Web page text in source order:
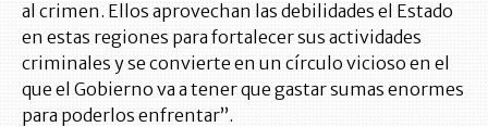
al crimen. Ellos aprovechan las debilidades el Estado
en estas regiones para fortalecer sus actividades
criminales y se convierte en un círculo vicioso en el
que el Gobierno va a tener que gastar sumas enormes
para poderlos enfrentar”.